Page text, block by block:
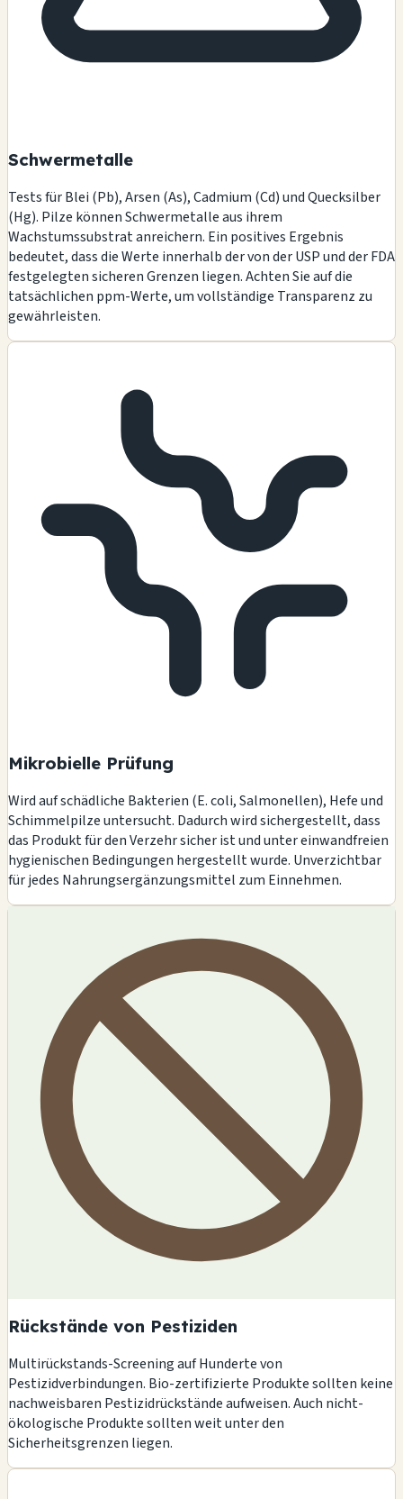
Schwermetalle
Tests für Blei (Pb), Arsen (As), Cadmium (Cd) und Quecksilber
(Hg). Pilze können Schwermetalle aus ihrem
Wachstumssubstrat anreichern. Ein positives Ergebnis
bedeutet, dass die Werte innerhalb der von der USP und der FDA
festgelegten sicheren Grenzen liegen. Achten Sie auf die
tatsächlichen ppm-Werte, um vollständige Transparenz zu
gewährleisten.
Mikrobielle Prüfung
Wird auf schädliche Bakterien (E. coli, Salmonellen), Hefe und
Schimmelpilze untersucht. Dadurch wird sichergestellt, dass
das Produkt für den Verzehr sicher ist und unter einwandfreien
hygienischen Bedingungen hergestellt wurde. Unverzichtbar
für jedes Nahrungsergänzungsmittel zum Einnehmen.
Rückstände von Pestiziden
Multirückstands-Screening auf Hunderte von
Pestizidverbindungen. Bio-zertifizierte Produkte sollten keine
nachweisbaren Pestizidrückstände aufweisen. Auch nicht-
ökologische Produkte sollten weit unter den
Sicherheitsgrenzen liegen.